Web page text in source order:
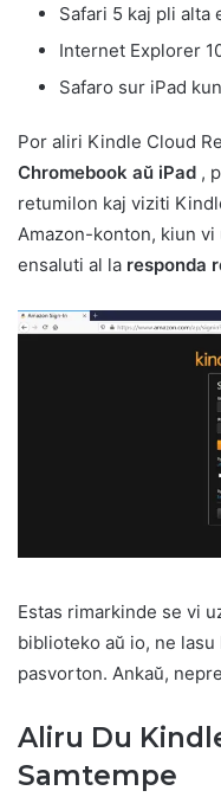
Safari 5 kaj pli alta
Internet Explorer
Safaro sur iPad
Por aliri Kindle Cloud
Chromebook aŭ iPad ,
retumilon kaj viziti
Amazon-konton, kiun
ensaluti al la responda
Estas rimarkinde se vi
biblioteko aŭ io, ne
pasvorton. Ankaŭ,
Aliru Du
Samtempe